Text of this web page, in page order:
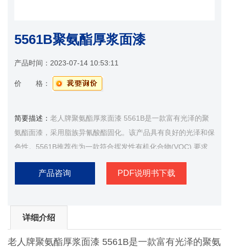
5561B聚氨酯厚浆面漆
产品时间： 2023-07-14 10:53:11
价 格：
简要描述： 老人牌聚氨酯厚浆面漆 5561B是一款富有光泽的聚
氨酯面漆，采用脂族异氰酸酯固化。该产品具有良好的光泽和保
色性。5561B推荐作为一款符合挥发性有机化合物(VOC) 要求
的面漆，用于在腐蚀性环境中为结构钢提供有效防护
产品咨询 PDF说明书下载
详细介绍
老人牌聚氨酯厚浆面漆 5561B是一款富有光泽的聚氨